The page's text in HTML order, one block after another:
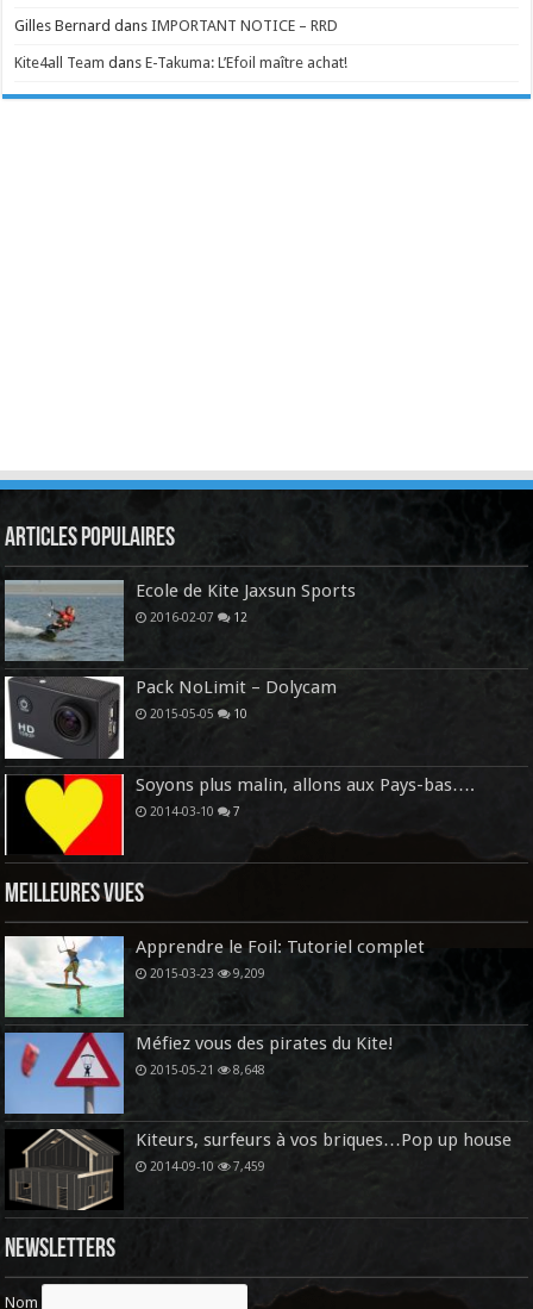
Gilles Bernard dansIMPORTANT NOTICE – RRD
Kite4all Team dansE-Takuma: L’Efoil maître achat!
Articles Populaires
Ecole de Kite Jaxsun Sports
2016-02-07 12
Pack NoLimit – Dolycam
2015-05-05 10
Soyons plus malin, allons aux Pays-bas….
2014-03-10 7
Meilleures vues
Apprendre le Foil: Tutoriel complet
2015-03-23 9,209
Méfiez vous des pirates du Kite!
2015-05-21 8,648
Kiteurs, surfeurs à vos briques…Pop up house
2014-09-10 7,459
Newsletters
Nom